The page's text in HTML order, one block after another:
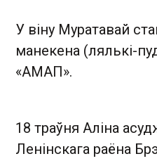
У віну Муратавай
манекена (лялькі-
«АМАП».
18 траўня Аліна
Ленінскага раёна